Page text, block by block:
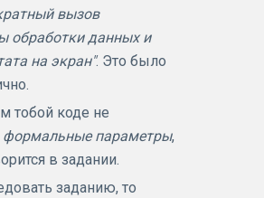
вызов
обработки данных и
на экран". Это было
тобой коде не
формальные параметры,
в задании.
заданию, то